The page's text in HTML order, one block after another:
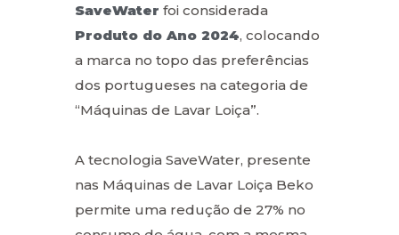
SaveWater foi considerada
Produto do Ano 2024, colocando
a marca no topo das preferências
dos portugueses na categoria de
“Máquinas de Lavar Loiça”.
A tecnologia SaveWater, presente
nas Máquinas de Lavar Loiça Beko
permite uma redução de 27% no